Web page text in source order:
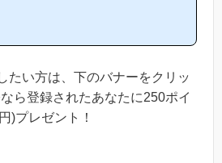
できる「王道のポイントサイト」です！当
たい方は、下のバナーをクリッ
ら登録されたあなたに250ポイ
)プレゼント！